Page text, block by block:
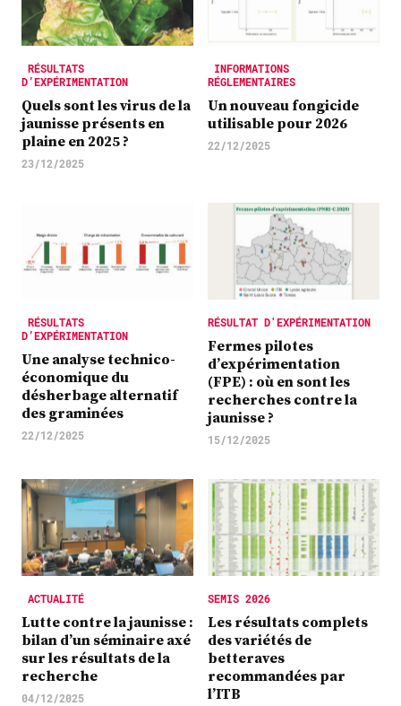
RÉSULTATS
D’EXPÉRIMENTATION
Quels sont les virus de la
jaunisse présents en
plaine en 2025 ?
23/12/2025
INFORMATIONS
RÉGLEMENTAIRES
Un nouveau fongicide
utilisable pour 2026
22/12/2025
RÉSULTATS
D’EXPÉRIMENTATION
Une analyse technico-
économique du
désherbage alternatif
des graminées
22/12/2025
RÉSULTAT D'EXPÉRIMENTATION
Fermes pilotes
d’expérimentation
(FPE) : où en sont les
recherches contre la
jaunisse ?
15/12/2025
ACTUALITÉ
Lutte contre la jaunisse :
bilan d’un séminaire axé
sur les résultats de la
recherche
04/12/2025
SEMIS 2026
Les résultats complets
des variétés de
betteraves
recommandées par
l’ITB